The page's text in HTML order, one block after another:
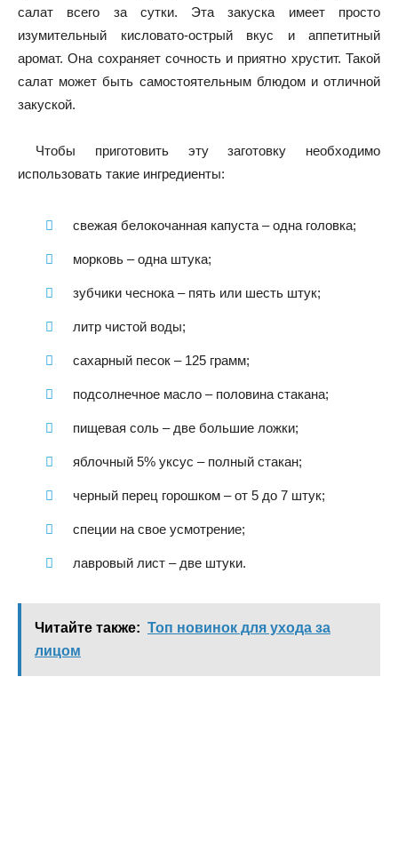
салат всего за сутки. Эта закуска имеет просто
изумительный кисловато-острый вкус и аппетитный
аромат. Она сохраняет сочность и приятно хрустит. Такой
салат может быть самостоятельным блюдом и отличной
закуской.
Чтобы приготовить эту заготовку необходимо
использовать такие ингредиенты:
свежая белокочанная капуста – одна головка;
морковь – одна штука;
зубчики чеснока – пять или шесть штук;
литр чистой воды;
сахарный песок – 125 грамм;
подсолнечное масло – половина стакана;
пищевая соль – две большие ложки;
яблочный 5% уксус – полный стакан;
черный перец горошком – от 5 до 7 штук;
специи на свое усмотрение;
лавровый лист – две штуки.
Читайте также: Топ новинок для ухода за
лицом